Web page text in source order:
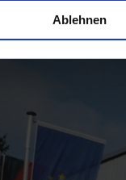
Ablehnen